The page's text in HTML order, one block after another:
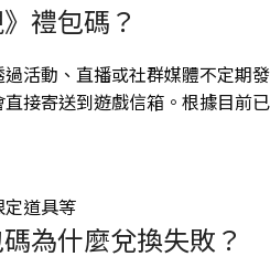
禮包碼？
過活動、直播或社群媒體不定期發
接寄送到遊戲信箱。根據目前已
道具等
為什麼兌換失敗？